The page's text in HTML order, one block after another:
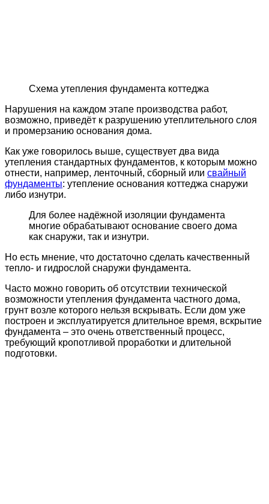
Схема утепления фундамента коттеджа
Нарушения на каждом этапе производства работ,
возможно, приведёт к разрушению утеплительного слоя
и промерзанию основания дома.
Как уже говорилось выше, существует два вида
утепления стандартных фундаментов, к которым можно
отнести, например, ленточный, сборный или свайный
фундаменты: утепление основания коттеджа снаружи
либо изнутри.
Для более надёжной изоляции фундамента
многие обрабатывают основание своего дома
как снаружи, так и изнутри.
Но есть мнение, что достаточно сделать качественный
тепло- и гидрослой снаружи фундамента.
Часто можно говорить об отсутствии технической
возможности утепления фундамента частного дома,
грунт возле которого нельзя вскрывать. Если дом уже
построен и эксплуатируется длительное время, вскрытие
фундамента – это очень ответственный процесс,
требующий кропотливой проработки и длительной
подготовки.